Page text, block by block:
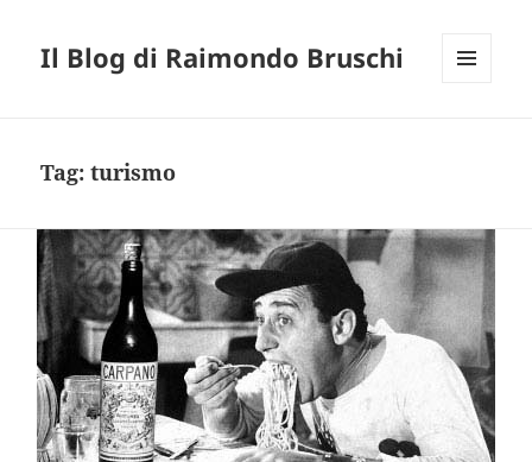
Il Blog di Raimondo Bruschi
Tag:turismo